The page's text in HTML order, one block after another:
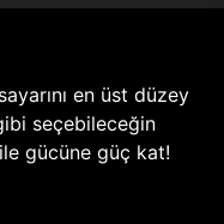
en üst düzey
seçebileceğin
gücüne güç kat!